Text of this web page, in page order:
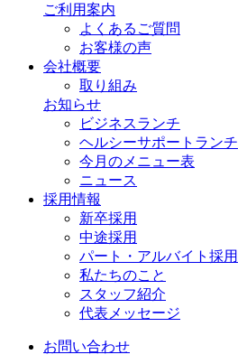
ご利用案内
よくあるご質問
お客様の声
会社概要
取り組み
お知らせ
ビジネスランチ
ヘルシーサポートランチ
今月のメニュー表
ニュース
採用情報
新卒採用
中途採用
パート・アルバイト採用
私たちのこと
スタッフ紹介
代表メッセージ
お問い合わせ